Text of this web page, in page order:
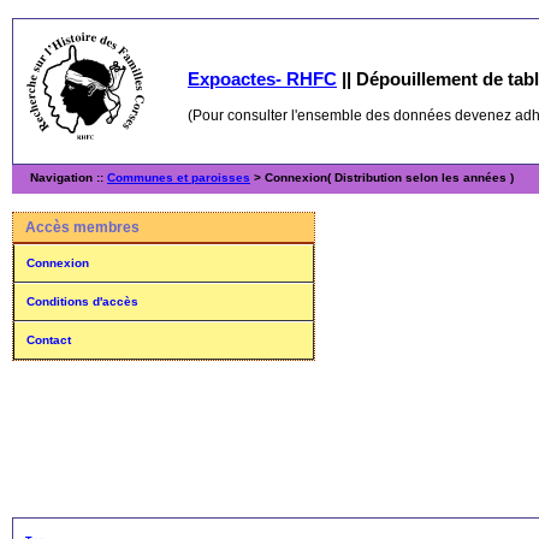
Expoactes- RHFC || Dépouillement de
(Pour consulter l'ensemble des données devenez
Navigation :: Communes et paroisses > Connexion( Distribution selon les années )
Accès membres
Connexion
Conditions d'accès
Contact